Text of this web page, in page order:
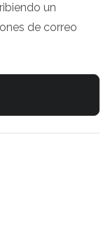
un
de correo